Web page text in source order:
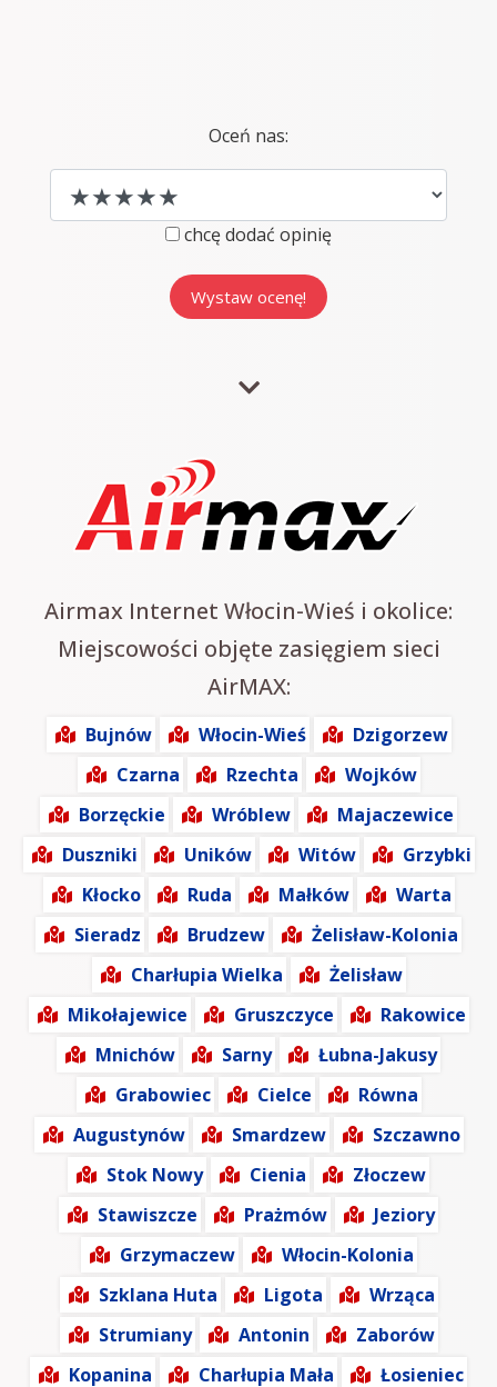
Oceń nas:
chcę dodać opinię
Airmax Internet Włocin-Wieś i okolice:
Miejscowości objęte zasięgiem sieci
AirMAX:
Bujnów Włocin-Wieś
Dzigorzew
Czarna
Rzechta
Wojków
Borzęckie
Wróblew
Majaczewice
Duszniki
Uników Witów
Grzybki
Kłocko
Ruda Małków
Warta
Sieradz
Brudzew
Żelisław-Kolonia
Charłupia Wielka
Żelisław
Mikołajewice
Gruszczyce
Rakowice
Mnichów
Sarny
Łubna-Jakusy
Grabowiec
Cielce
Równa
Augustynów
Smardzew
Szczawno
Stok Nowy
Cienia
Złoczew
Stawiszcze
Prażmów
Jeziory
Grzymaczew
Włocin-Kolonia
Szklana Huta
Ligota
Wrząca
Strumiany
Antonin
Zaborów
Kopanina
Charłupia Mała
Łosieniec